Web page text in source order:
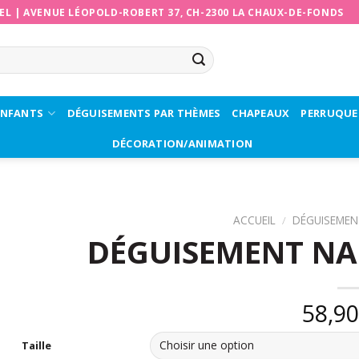
|AVENUE LÉOPOLD-ROBERT 37, CH-2300 LA CHAUX-DE-FONDS
DÉGUISEMENTS PAR THÈMES CHAPEAUX
DÉCORATION/ANIMATION
ACCUEIL /
DÉGUISEMENT
Taille